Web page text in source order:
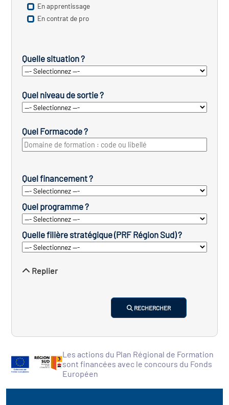
En apprentissage
En contrat de pro
Quelle situation ?
Quel niveau de sortie ?
Quel Formacode ?
Quel financement ?
Quel programme ?
Quelle filière stratégique (PRF Région Sud) ?
Replier
RECHERCHER
Les actions du Plan Régional de Formation
sont financées avec le concours du Fonds
Européen